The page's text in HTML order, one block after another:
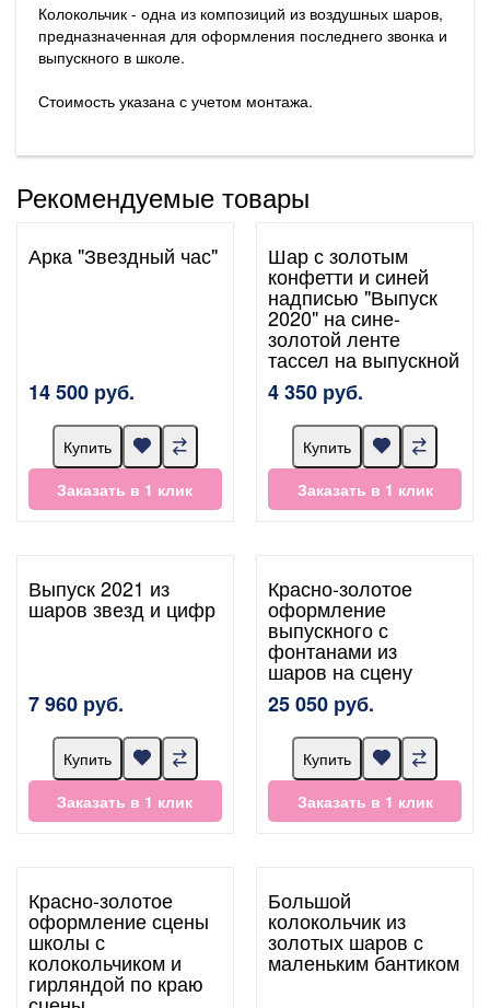
Колокольчик - одна из композиций из воздушных шаров,
предназначенная для оформления последнего звонка и
выпускного в школе.
Стоимость указана с учетом монтажа.
Рекомендуемые товары
Арка "Звездный час"
14 500 руб.
Купить
Заказать в 1 клик
Шар с золотым
конфетти и синей
надписью "Выпуск
2020" на сине-
золотой ленте
тассел на выпускной
4 350 руб.
Купить
Заказать в 1 клик
Выпуск 2021 из
шаров звезд и цифр
7 960 руб.
Купить
Заказать в 1 клик
Красно-золотое
оформление
выпускного с
фонтанами из
шаров на сцену
25 050 руб.
Купить
Заказать в 1 клик
Красно-золотое
оформление сцены
школы с
колокольчиком и
гирляндой по краю
Большой
колокольчик из
золотых шаров с
маленьким бантиком